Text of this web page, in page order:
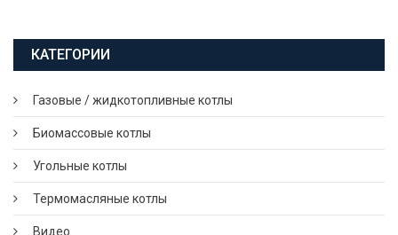
КАТЕГОРИИ
Газовые / жидкотопливные котлы
Биомассовые котлы
Угольные котлы
Термомасляные котлы
Видео